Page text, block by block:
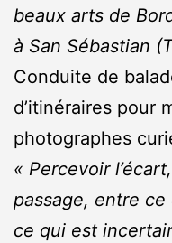
beaux arts de
à San Sébastian
Conduite de
d’itinéraires pour
photographes
« Percevoir
passage, entre
ce qui est